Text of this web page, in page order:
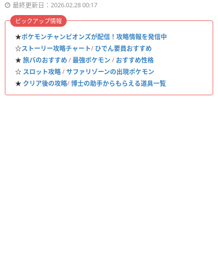
最終更新日：2026.02.28 00:17
★ポケモンチャンピオンズが配信！攻略情報を発信中
☆ストーリー攻略チャート/ ひでん要員おすすめ
★旅パのおすすめ /最強ポケモン / おすすめ性格
☆ スロット攻略/サファリゾーンの出現ポケモン
★ クリア後の攻略/博士の助手からもらえる道具一覧
ピックアップ情報